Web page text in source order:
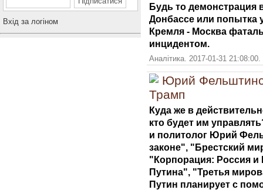
Вхiд за логiном
Будь то демонстрация
Донбассе или попытка
Кремля - Москва
инцидентом.
Аналітика. 2017-01-31
Юрий
Трамп
Куда же в
кто будет им
и политолог Юрий
законе", "Брестский
"Корпорация: Россия и
Путина", "Третья
Путин планирует с